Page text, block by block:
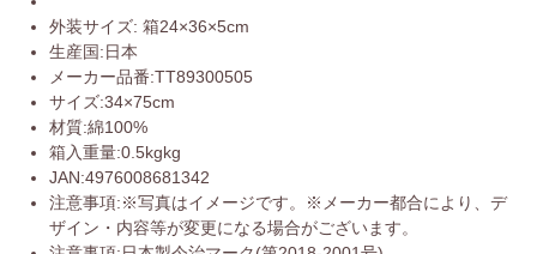
外装サイズ: 箱24×36×5cm
生産国:日本
メーカー品番:TT89300505
サイズ:34×75cm
材質:綿100%
箱入重量:0.5kgkg
JAN:4976008681342
注意事項:※写真はイメージです。※メーカー都合により、デ
ザイン・内容等が変更になる場合がございます。